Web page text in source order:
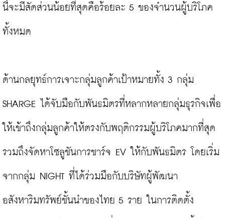
นี้จะมีสัดส่วนน้อยที่สุดคือร้อยละ 5 ของจำนวนผู้บริโภค
ทั้งหมด
ด้านกลยุทธ์การเจาะกลุ่มลูกค้าเป้าหมายทั้ง 3 กลุ่ม
SHARGE ได้จับมือกับพันธมิตรที่หลากหลายกลุ่มธุรกิจเพื่อ
ให้เข้าถึงกลุ่มลูกค้าให้ตรงกับพฤติกรรมผู้บริโภคมากที่สุด
รวมถึงจัดหาโซลูชันการชาร์จ EV ให้กับพันธมิตร โดยเริ่ม
จากกลุ่ม NIGHT ที่ได้ร่วมมือกับบริษัทผู้พัฒนา
อสังหาริมทรัพย์ชั้นนำของไทย 5 ราย ในการติดตั้ง